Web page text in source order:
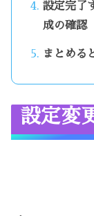
設定完了
成の確認
まとめる
設定変